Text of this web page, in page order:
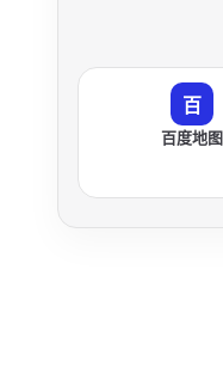
百
百度地图